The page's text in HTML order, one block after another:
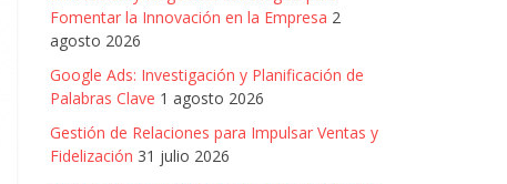
Fomentar la Innovación en la Empresa 2
agosto 2026
Google Ads: Investigación y Planificación de
Palabras Clave 1 agosto 2026
Gestión de Relaciones para Impulsar Ventas y
Fidelización 31 julio 2026